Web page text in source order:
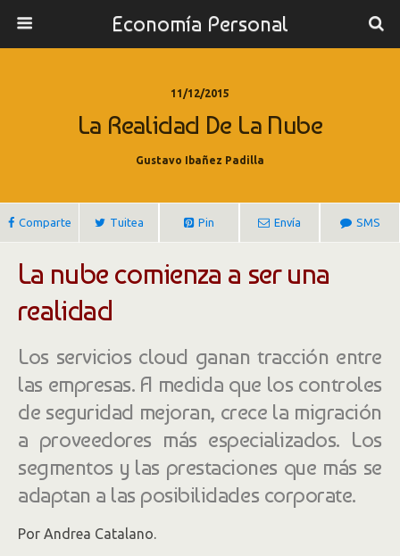
Economía Personal
11/12/2015
La Realidad De La Nube
Gustavo Ibañez Padilla
Comparte Tuitea Pin Envía SMS
La nube comienza a ser una
realidad
Los servicios cloud ganan tracción entre
las empresas. A medida que los controles
de seguridad mejoran, crece la migración
a proveedores más especializados. Los
segmentos y las prestaciones que más se
adaptan a las posibilidades corporate.
Por Andrea Catalano.